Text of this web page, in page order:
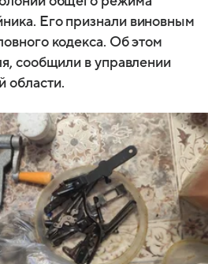
Его признали виновным
кодекса. Об этом
сообщили в управлении
области.